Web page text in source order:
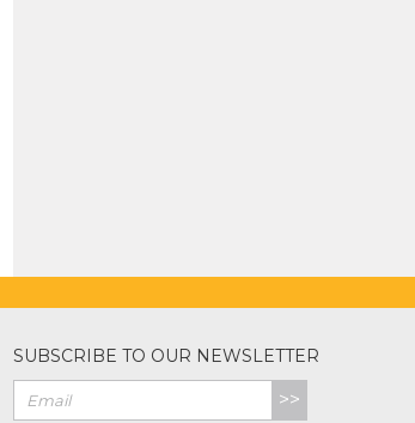
SUBSCRIBE TO OUR NEWSLETTER
>>